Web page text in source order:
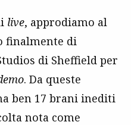
live, approdiamo al
finalmente di
di Sheffield per
. Da queste
ben 17 brani inediti
nota come